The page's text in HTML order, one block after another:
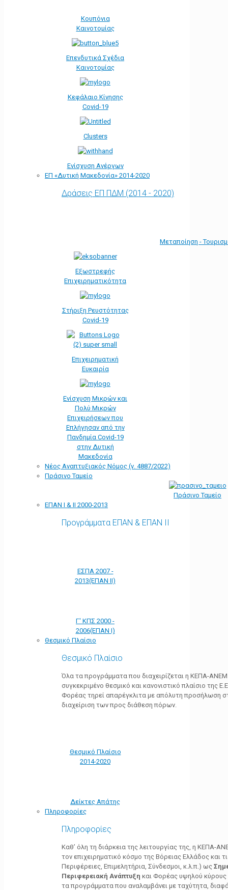
Κουπόνια
Καινοτομίας
Επενδυτικά Σχέδια
Καινοτομίας
Κεφάλαιο Κίνησης
Covid-19
Clusters
Ενίσχυση Ανέργων
ΕΠ «Δυτική Μακεδονία» 2014-2020
Δράσεις ΕΠ ΠΔΜ (2014 - 2020)
Μεταποίηση -
Εξωστρεφής
Επιχειρηματικότητα
Στήριξη Ρευστότητας
Covid-19
Επιχειρηματική
Ευκαιρία
Ενίσχυση Μικρών και
Πολύ Μικρών
Επιχειρήσεων που
Επλήγησαν από την
Πανδημία Covid-19
στην Δυτική
Μακεδονία
Νέος Αναπτυξιακός Νόμος (ν. 4887/2022)
Πράσινο Ταμείο
Πράσινο Ταμείο
ΕΠΑΝ Ι & ΙΙ 2000-2013
Προγράμματα ΕΠΑΝ & ΕΠΑΝ ΙΙ
ΕΣΠΑ 2007 -
2013(ΕΠΑΝ ΙΙ)
Γ' ΚΠΣ 2000 -
2006(ΕΠΑΝ Ι)
Θεσμικό Πλαίσιο
Θεσμικό Πλαίσιο
Όλα τα προγράμματα που διαχειρίζεται η ΚΕΠΑ-
συγκεκριμένο θεσμικό και κανονιστικό πλαίσιο της
Φορέας τηρεί απαρέγκλιτα με απόλυτη προσήλωση
διαχείριση των προς διάθεση πόρων.
Θεσμικό Πλαίσιο
2014-2020
Δείκτες Απάτης
Πληροφορίες
Πληροφορίες
Καθ’ όλη τη διάρκεια της λειτουργίας της, η ΚΕΠΑ-
τον επιχειρηματικό κόσμο της Βόρειας Ελλάδος και
Περιφέρειες, Επιμελητήρια, Σύνδεσμοι, κ.λ.π.) ως
Περιφερειακή Ανάπτυξη και Φορέας υψηλού κύρους
τα προγράμματα που αναλαμβάνει με ταχύτητα,